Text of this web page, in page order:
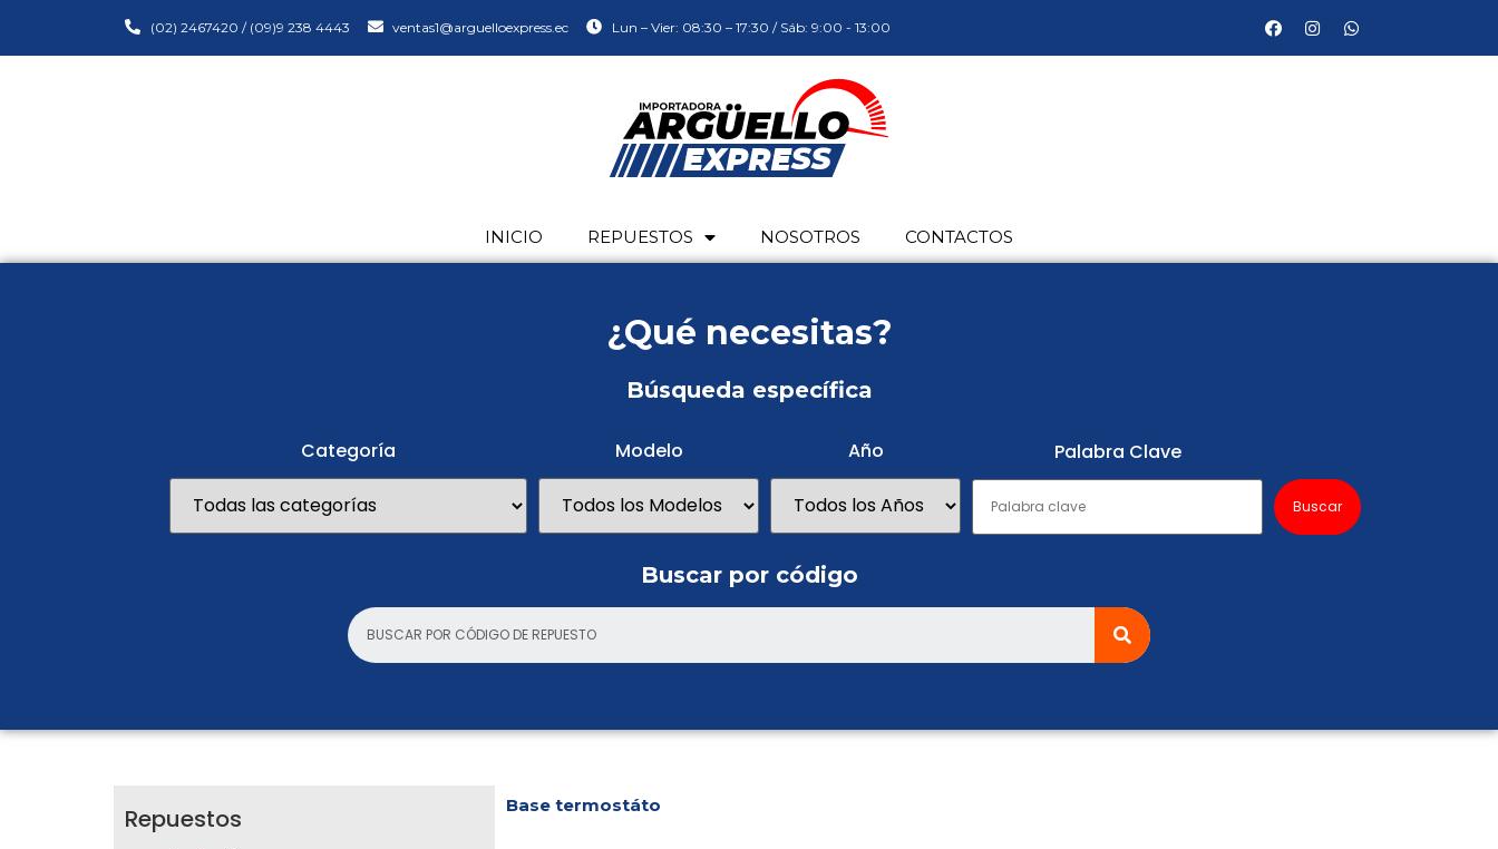
(02) 2467420 / (09)9 238 4443 ventas1@arguelloexpress.ec Lun – Vier: 08:30 – 17:30 / Sáb: 9:00 - 13:00
INICIO REPUESTOS NOSOTROS CONTACTOS
¿Qué necesitas?
Búsqueda específica
Categoría Modelo Año Palabra Clave
Buscar por código
Repuestos Base termostáto